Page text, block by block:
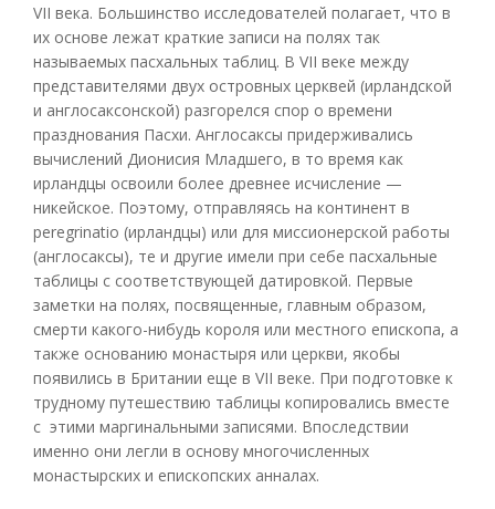
VII века. Большинство исследователей полагает, что в
их основе лежат краткие записи на полях так
называемых пасхальных таблиц. В VII веке между
представителями двух островных церквей (ирландской
и англосаксонской) разгорелся спор о времени
празднования Пасхи. Англосаксы придерживались
вычислений Дионисия Младшего, в то время как
ирландцы освоили более древнее исчисление —
никейское. Поэтому, отправляясь на континент в
peregrinatio (ирландцы) или для миссионерской работы
(англосаксы), те и другие имели при себе пасхальные
таблицы с соответствующей датировкой. Первые
заметки на полях, посвященные, главным образом,
смерти какого-нибудь короля или местного епископа, а
также основанию монастыря или церкви, якобы
появились в Британии еще в VII веке. При подготовке к
трудному путешествию таблицы копировались вместе
с этими маргинальными записями. Впоследствии
именно они легли в основу многочисленных
монастырских и епископских анналах.